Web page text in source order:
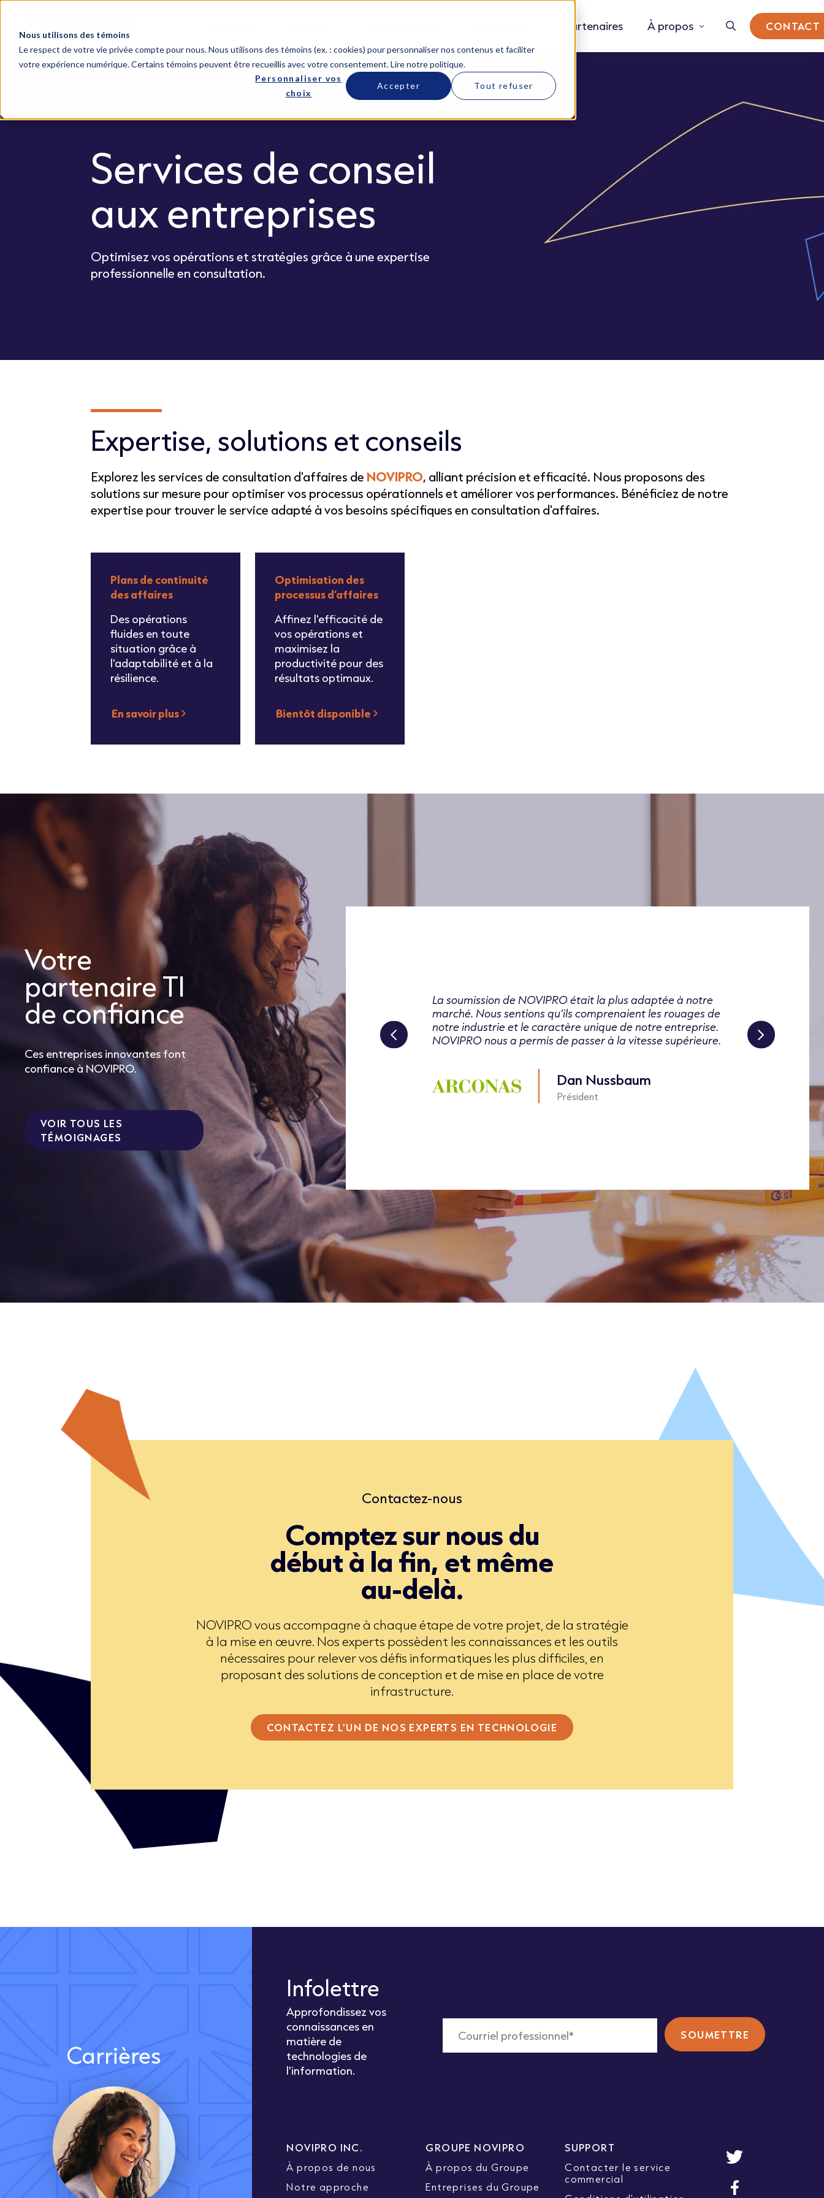
Nous utilisons des témoins
Le respect de votre vie privée compte pour nous. Nous utilisons des témoins (ex. : cookies) pour personnaliser nos contenus et faciliter
votre expérience numérique. Certains témoins peuvent être recueillis avec votre consentement.Lire notre politique.
Personnaliser vos
choix
Accepter Tout refuser
Partenaires À propos CONTACT
Services de conseil
aux entreprises
Optimisez vos opérations et stratégies grâce à une expertise
professionnelle en consultation.
Expertise, solutions et conseils
Explorez les services de consultation d'affaires de NOVIPRO, alliant précision et efficacité. Nous proposons des
solutions sur mesure pour optimiser vos processus opérationnels et améliorer vos performances. Bénéficiez de notre
expertise pour trouver le service adapté à vos besoins spécifiques en consultation d'affaires.
Plans de continuité
des affaires
Des opérations
fluides en toute
situation grâce à
l'adaptabilité et à la
résilience.
En savoir plus
Optimisation des
processus d’affaires
Affinez l'efficacité de
vos opérations et
maximisez la
productivité pour des
résultats optimaux.
Bientôt disponible
Votre
partenaire TI
de confiance
Ces entreprises innovantes font
confiance à NOVIPRO.
VOIR TOUS LES
TÉMOIGNAGES
avons trouvé un partenaire qui se soucie vraiment
notre réussite! Leurs services sont clé en main et nous
une véritable paix d’esprit. C’est notre partenaire
confiance en matière de TI.
Jean-François Leclerc
Président
La soumission de NOVIPRO était la plus adaptée à notre
marché. Nous sentions qu’ils comprenaient les rouages de
notre industrie et le caractère unique de notre entreprise.
NOVIPRO nous a permis de passer à la vitesse supérieure.
Dan Nussbaum
Président
Contactez-nous
Comptez sur nous du
début à la fin, et même
au-delà.
NOVIPRO vous accompagne à chaque étape de votre projet, de la stratégie
à la mise en œuvre. Nos experts possèdent les connaissances et les outils
nécessaires pour relever vos défis informatiques les plus difficiles, en
proposant des solutions de conception et de mise en place de votre
infrastructure.
CONTACTEZ L’UN DE NOS EXPERTS EN TECHNOLOGIE
Carrières
Infolettre
Approfondissez vos
connaissances en
matière de
technologies de
l'information.
NOVIPRO INC.
À propos de nous
Notre approche
GROUPE NOVIPRO
À propos du Groupe
Entreprises du Groupe
SUPPORT
Contacter le service
commercial